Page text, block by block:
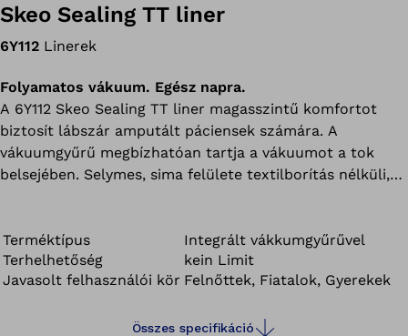
Skeo Sealing TT liner
6Y112 Linerek
Folyamatos vákuum. Egész napra.
A 6Y112 Skeo Sealing TT liner magasszintű komfortot
biztosít lábszár amputált páciensek számára. A
vákuumgyűrű megbízhatóan tartja a vákuumot a tok
belsejében. Selymes, sima felülete textilborítás nélküli,
Terméktípus
Integrált vákkumgyűrűvel
Terhelhetőség
kein Limit
Javasolt felhasználói kör Felnőttek, Fiatalok, Gyerekek
Összes specifikáció